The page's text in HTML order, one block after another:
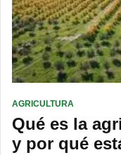
AGRICULTURA
Qué es la
y por qué